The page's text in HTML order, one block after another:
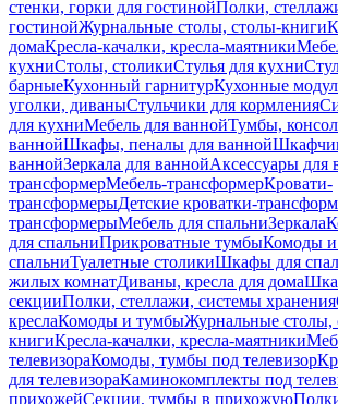
стенки, горки для гостинойПолки,
гостинойЖурнальные столы, столы-книги
домаКресла-качалки, кресла-маятники
кухниСтолы, столикиСтулья для кухни
барныеКухонный гарнитурКухонные
уголки, диваныСтульчики для кормления
для кухниМебель для ваннойТумбы,
ваннойШкафы, пеналы для ванной
ваннойЗеркала для ваннойАксессуары для
трансформерМебель-трансформерКровати-
трансформерыДетские кроватки-
трансформерыМебель для спальниЗеркала
для спальниПрикроватные тумбыКомоды
спальниТуалетные столикиШкафы для
жилых комнатДиваны, кресла для дома
секцииПолки, стеллажи, системы хранения
креслаКомоды и тумбыЖурнальные столы,
книгиКресла-качалки, кресла-маятники
телевизораКомоды, тумбы под телевизор
для телевизораКаминокомплекты под
прихожейСекции, тумбы в прихожую